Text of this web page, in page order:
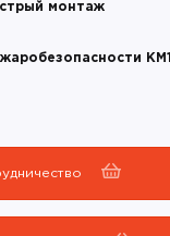
монтаж
КМ1